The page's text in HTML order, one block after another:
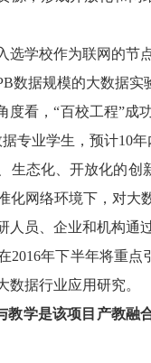
校作为联网的节点
数据规模的大数据
，“百校工程”成功
专业学生，预计10
态化、开放化的创
化网络环境下，对大
人员、企业和机构通
年下半年将重点
数据行业应用研究。
教学是该项目产教融